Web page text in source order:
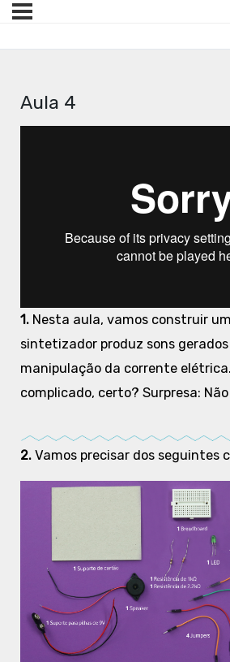
Aula 4
1.Nesta aula, vamos construir
sintetizador produz sons
manipulação da corrente
complicado, certo? Surpresa: Não
2. Vamos precisar dos seguintes